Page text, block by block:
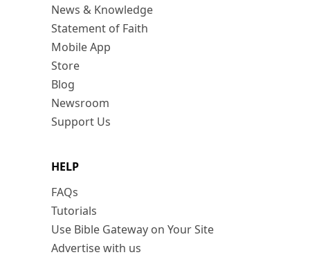
News & Knowledge
Statement of Faith
Mobile App
Store
Blog
Newsroom
Support Us
HELP
FAQs
Tutorials
Use Bible Gateway on Your Site
Advertise with us